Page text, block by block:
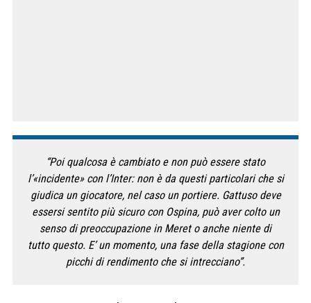
“Poi qualcosa è cambiato e non può essere stato
l’«incidente» con l’Inter: non è da questi particolari che si
giudica un giocatore, nel caso un portiere. Gattuso deve
essersi sentito più sicuro con Ospina, può aver colto un
senso di preoccupazione in Meret o anche niente di
tutto questo. E’ un momento, una fase della stagione con
picchi di rendimento che si intrecciano”.